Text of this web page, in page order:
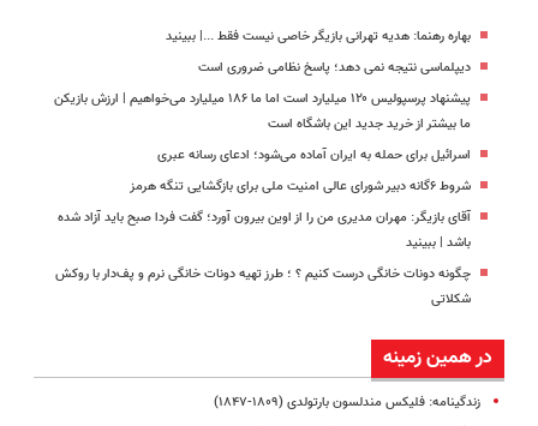
بهاره رهنما: هدیه تهرانی بازیگر خاصی نیست فقط ...|‌ ببینید
دیپلماسی نتیجه‌ نمی دهد؛ پاسخ نظامی ضروری است
پیشنهاد پرسپولیس ۱۲۰ میلیارد است اما ما ۱۸۶ میلیارد می‌خواهیم | ارزش بازیکن
ما بیشتر از خرید جدید این باشگاه است
اسرائیل برای حمله به ایران آماده می‌شود؛ ادعای رسانه عبری
شروط ۶گانه دبیر شورای عالی امنیت ملی برای بازگشایی تنگه هرمز
آقای بازیگر: مهران مدیری من را از اوین بیرون آورد؛ گفت فردا صبح باید آزاد شده
باشد | ببینید
چگونه دونات خانگی درست کنیم ؟ ؛ طرز تهیه دونات خانگی نرم و پف‌دار با روکش
شکلاتی
در همین زمینه
زندگینامه: فلیکس مندلسون بارتولدی (۱۸۰۹-۱۸۴۷)